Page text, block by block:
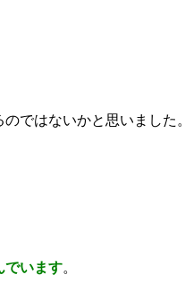
ではないかと思いました。
でいます。